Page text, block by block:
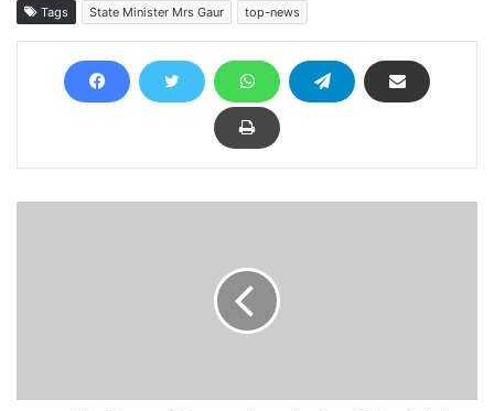
Tags State Minister Mrs Gaur top-news